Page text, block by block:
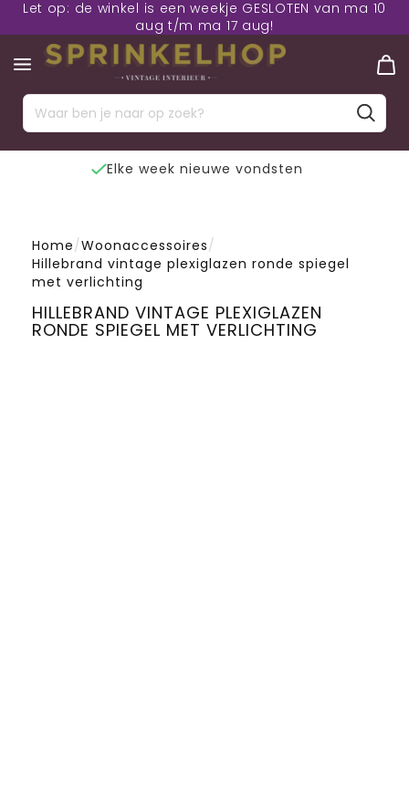
Let op: de winkel is een weekje GESLOTEN van ma 10
aug t/m ma 17 aug!
Elke week nieuwe vondsten
Home/Woonaccessoires/
Hillebrand vintage plexiglazen ronde spiegel
met verlichting
HILLEBRAND VINTAGE PLEXIGLAZEN
RONDE SPIEGEL MET VERLICHTING